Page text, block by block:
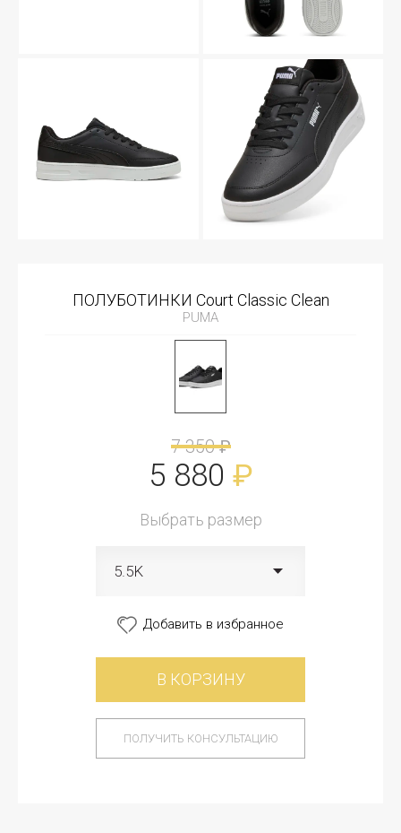
ПОЛУБОТИНКИ Court Classic Clean
PUMA
7 350 ₽
5 880 ₽
Выбрать размер
5.5K
Добавить в избранное
В КОРЗИНУ
ПОЛУЧИТЬ КОНСУЛЬТАЦИЮ